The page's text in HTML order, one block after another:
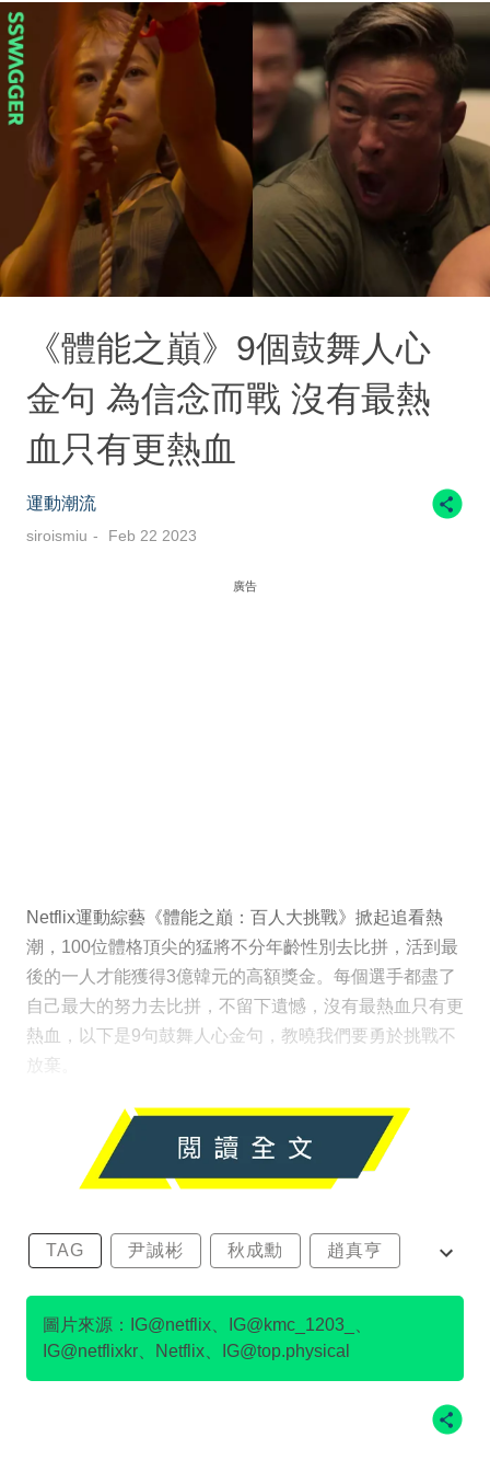
《體能之巔》9個鼓舞人心
金句 為信念而戰 沒有最熱
血只有更熱血
運動潮流
siroismiu Feb 22 2023
廣告
Netflix運動綜藝《體能之巔：百人大挑戰》掀起追看熱
潮，100位體格頂尖的猛將不分年齡性別去比拼，活到最
後的一人才能獲得3億韓元的高額獎金。每個選手都盡了
自己最大的努力去比拼，不留下遺憾，沒有最熱血只有更
熱血，以下是9句鼓舞人心金句，教曉我們要勇於挑戰不
放棄。
TAG 尹誠彬 秋成勳 趙真亨
金民澈
圖片來源：IG@netflix、IG@kmc_1203_、
IG@netflixkr、Netflix、IG@top.physical